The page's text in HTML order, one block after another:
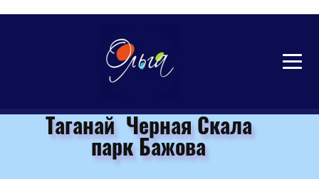
Таганай
Таганай Черная Скала
парк Бажова